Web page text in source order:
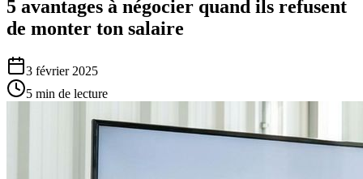
5 avantages à négocier quand ils refusent
de monter ton salaire
3 février 2025
5 min de lecture